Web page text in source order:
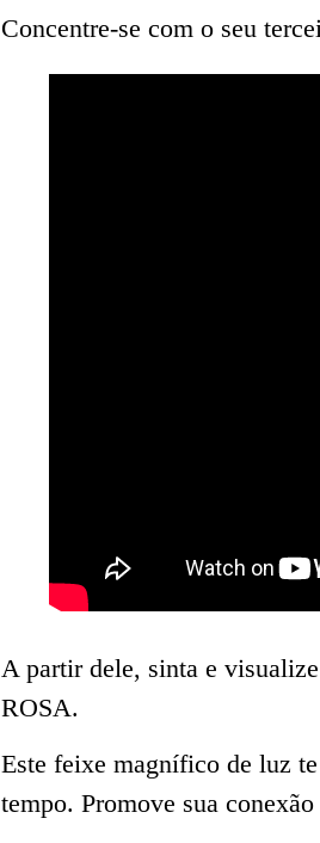
Concentre-se com o seu
A partir dele, sinta e
ROSA.
Este feixe magnífico de luz
tempo. Promove sua